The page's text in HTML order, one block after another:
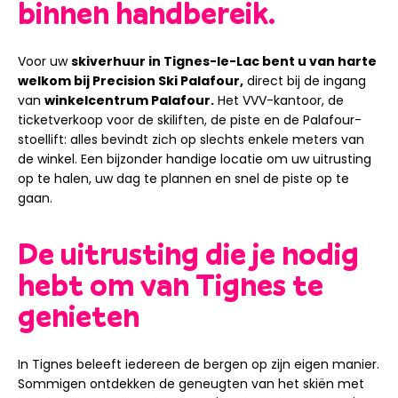
binnen handbereik.
Voor uwskiverhuur in Tignes-le-Lac bent u van harte
welkom bij Precision Ski Palafour, direct bij de ingang
van winkelcentrum Palafour. Het VVV-kantoor, de
ticketverkoop voor de skiliften, de piste en de Palafour-
stoellift: alles bevindt zich op slechts enkele meters van
de winkel. Een bijzonder handige locatie om uw uitrusting
op te halen, uw dag te plannen en snel de piste op te
gaan.
De uitrusting die je nodig
hebt om van Tignes te
genieten
In Tignes beleeft iedereen de bergen op zijn eigen manier.
Sommigen ontdekken de geneugten van het skiën met